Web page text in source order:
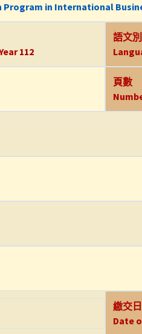
in International
112
語文別
頁數
繳交
Date